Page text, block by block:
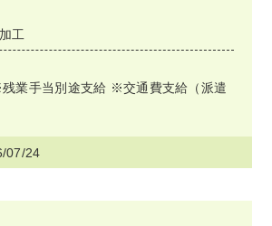
工
業手当別途支給 ※交通費支給（派遣
07/24